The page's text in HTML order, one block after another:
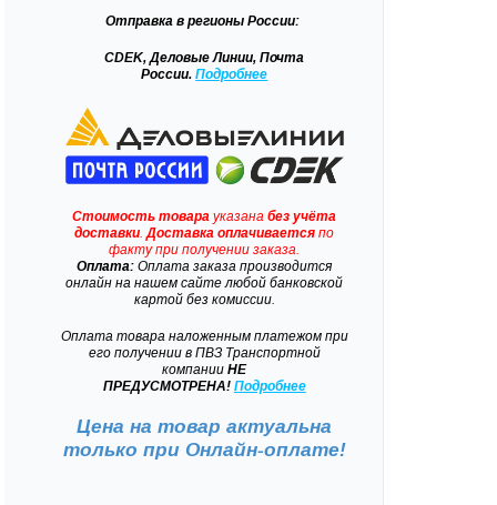
Отправка в регионы России:
CDEK, Деловые Линии, Почта
России.Подробнее
Стоимость товара указанабез учёта
доставки .Доставка оплачивается по
факту при получении заказа.
Оплата: Оплата заказа производится
онлайн на нашем сайте любой банковской
картой без комиссии.
Оплата товара наложенным платежом при
его получении в ПВЗ Транспортной
компании НЕ
ПРЕДУСМОТРЕНА! Подробнее
Цена на товар актуальна
только при Онлайн-оплате!